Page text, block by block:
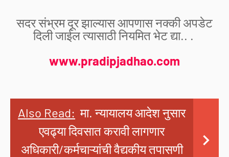
सदर संभ्रम दूर झाल्यास आपणास नक्की अपडेट
दिली जाईल त्यासाठी नियमित भेट द्या.. .
www.pradipjadhao.com
Also Read: मा. न्यायालय आदेश नुसार
एवढ्या दिवसात करावी लागणार
अधिकारी/कर्मचाऱ्यांची वैद्यकीय तपासणी